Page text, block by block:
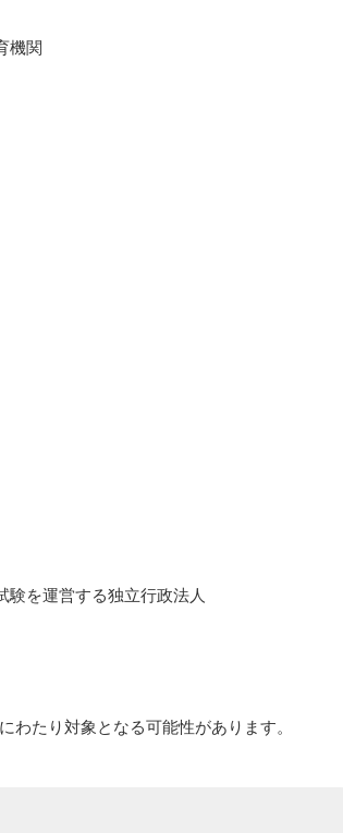
機関
験を運営する独立行政法人
わたり対象となる可能性があります。